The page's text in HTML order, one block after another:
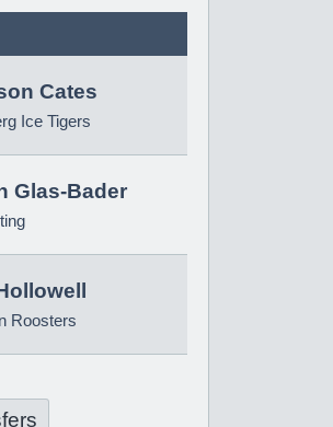
Cates
Ice Tigers
Glas-Bader
Roosters